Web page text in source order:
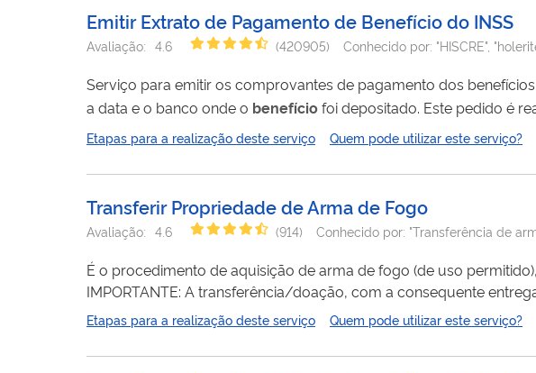
Emitir Extrato de Pagamento de Benefício do INSS
Avaliação: 4.6 (420905) Conhecido por: "HISCRE",
Serviço para emitir os comprovantes de pagamento dos
a data e o banco onde o benefício foi depositado.
Etapas para a realização deste serviço Quem pode utilizar este serviço?
Transferir Propriedade de Arma de Fogo
Avaliação: 4.6 (914) Conhecido por: "Transferência de
É o procedimento de aquisição de arma de fogo (de uso
IMPORTANTE: A transferência/doação, com a consequente
após a autorização de transferência concedida pela Polícia
em razão do não atendimento aos requisitos legais ou
pode...
Etapas para a realização deste serviço Quem pode utilizar este serviço?